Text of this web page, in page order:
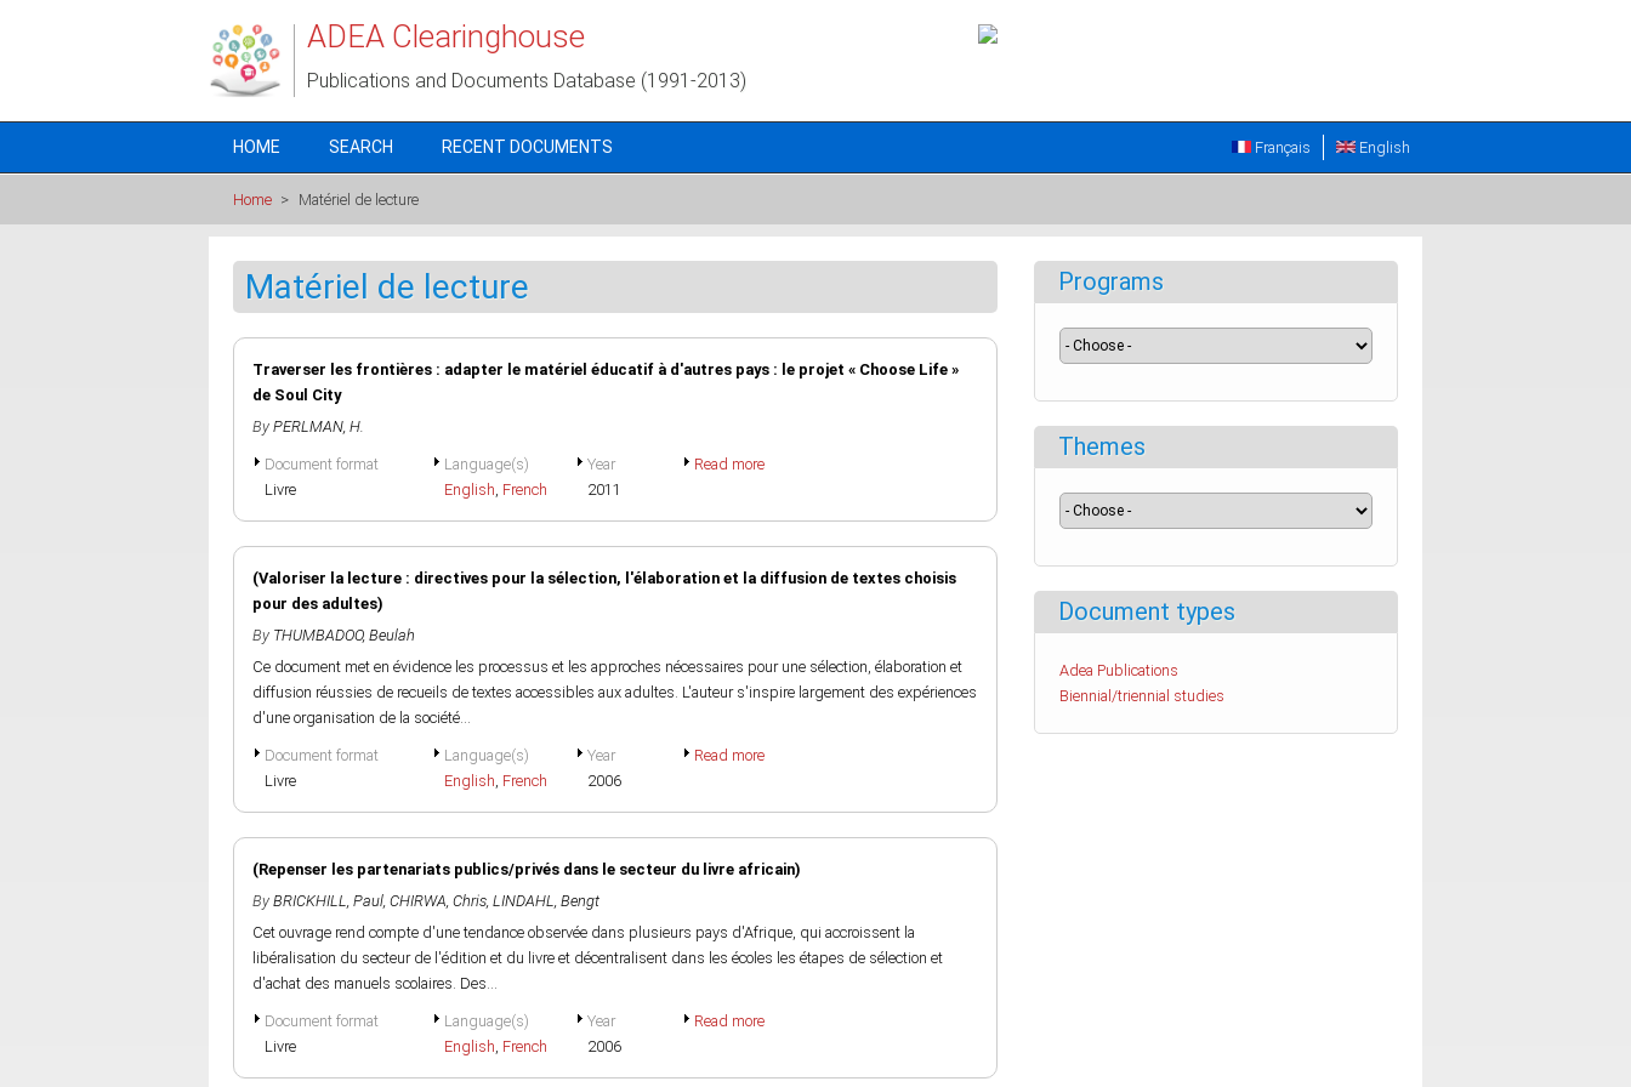
ADEA Clearinghouse
Publications and Documents Database (1991-2013)
HOME SEARCH RECENT DOCUMENTS English
Français
Home > Matériel de lecture
Matériel de lecture
Traverser les frontières : adapter le matériel éducatif à d'autres pays : le projet « Choose Life »
de Soul City
By PERLMAN, H.
Document format
Livre
Language(s)
English, French
Year
2011
Read more
(Valoriser la lecture : directives pour la sélection, l'élaboration et la diffusion de textes choisis
pour des adultes)
By THUMBADOO, Beulah
Ce document met en évidence les processus et les approches nécessaires pour une sélection, élaboration et
diffusion réussies de recueils de textes accessibles aux adultes. L'auteur s'inspire largement des expériences
d'une organisation de la société...
Document format
Livre
Language(s)
English, French
Year
2006
Read more
(Repenser les partenariats publics/privés dans le secteur du livre africain)
By BRICKHILL, Paul, CHIRWA, Chris, LINDAHL, Bengt
Cet ouvrage rend compte d'une tendance observée dans plusieurs pays d'Afrique, qui accroissent la
libéralisation du secteur de l'édition et du livre et décentralisent dans les écoles les étapes de sélection et
d'achat des manuels scolaires. Des...
Document format
Livre
Language(s)
English, French
Year
2006
Read more
Programs
Themes
Document types
Adea Publications
Biennial/triennial studies